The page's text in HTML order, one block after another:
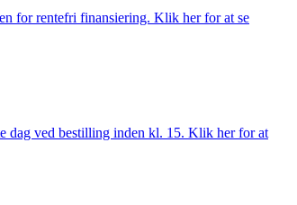
for rentefri finansiering. Klik her for at se
dag ved bestilling inden kl. 15. Klik her for at